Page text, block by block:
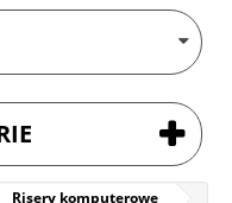
Risery komputerowe